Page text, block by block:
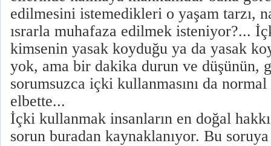
edilmesini istemedikleri o yaşam tarzı,
ısrarla muhafaza edilmek isteniyor?...
kimsenin yasak koyduğu ya da yasak
yok, ama bir dakika durun ve düşünün,
sorumsuzca içki kullanmasını da normal
elbette...
İçki kullanmak insanların en doğal
sorun buradan kaynaklanıyor. Bu